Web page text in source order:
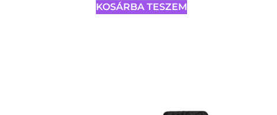
KOSÁRBA TESZEM